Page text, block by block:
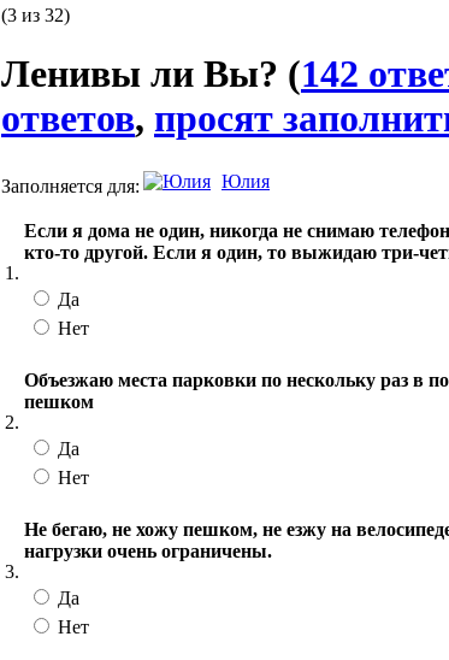
(3 из 32)
Ленивы ли Вы? (142
ответов, просят
Заполняется для: Юлия
1.
Если я дома не один, никогда не снимаю
кто-то другой. Если я один, то выжидаю три-
Да
Нет
2.
Объезжаю места парковки по нескольку раз в
пешком
Да
Нет
3.
Не бегаю, не хожу пешком, не езжу на
нагрузки очень ограничены.
Да
Нет